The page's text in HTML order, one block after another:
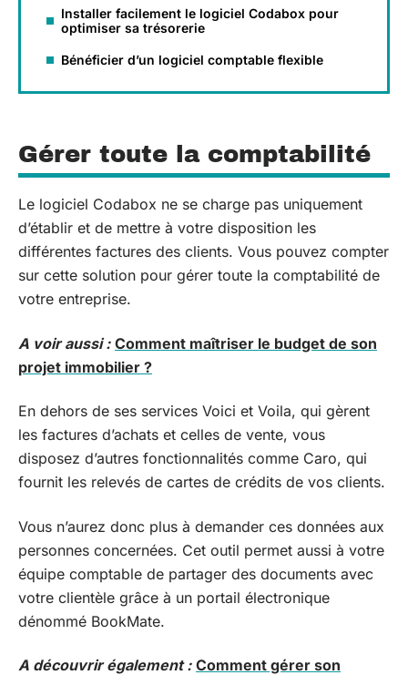
Installer facilement le logiciel Codabox pour
optimiser sa trésorerie
Bénéficier d’un logiciel comptable flexible
Gérer toute la comptabilité
Le logiciel Codabox ne se charge pas uniquement
d’établir et de mettre à votre disposition les
différentes factures des clients. Vous pouvez compter
sur cette solution pour gérer toute la comptabilité de
votre entreprise.
A voir aussi : Comment maîtriser le budget de son
projet immobilier ?
En dehors de ses services Voici et Voila, qui gèrent
les factures d’achats et celles de vente, vous
disposez d’autres fonctionnalités comme Caro, qui
fournit les relevés de cartes de crédits de vos clients.
Vous n’aurez donc plus à demander ces données aux
personnes concernées. Cet outil permet aussi à votre
équipe comptable de partager des documents avec
votre clientèle grâce à un portail électronique
dénommé BookMate.
A découvrir également : Comment gérer son